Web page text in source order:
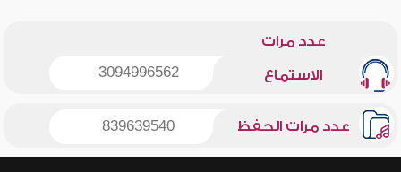
عدد مرات
الاستماع 3094996562
عدد مرات الحفظ 839639540